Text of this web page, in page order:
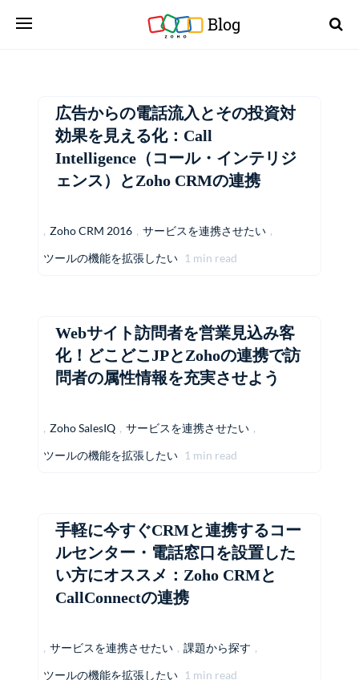
Blog
広告からの電話流入とその投資対
効果を見える化：Call
Intelligence（コール・インテリジ
ェンス）とZoho CRMの連携
, Zoho CRM 2016 , サービスを連携させたい ,
ツールの機能を拡張したい 1 min read
Webサイト訪問者を営業見込み客
化！どこどこJPとZohoの連携で訪
問者の属性情報を充実させよう
, Zoho SalesIQ , サービスを連携させたい ,
ツールの機能を拡張したい 1 min read
手軽に今すぐCRMと連携するコー
ルセンター・電話窓口を設置した
い方にオススメ：Zoho CRMと
CallConnectの連携
, サービスを連携させたい , 課題から探す ,
ツールの機能を拡張したい 1 min read